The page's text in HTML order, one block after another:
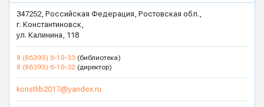
347252, Российская Федерация, Ростовская обл.,
г. Константиновск,
ул. Калинина, 118
8 (86393) 6-10-33 (библиотека)
8 (86393) 6-10-32 (директор)
konstlib2017@yandex.ru